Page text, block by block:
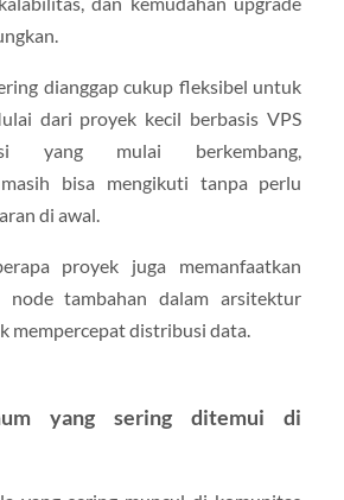
dianggap cukup fleksibel untuk
dari proyek kecil berbasis VPS
yang mulai berkembang,
bisa mengikuti tanpa perlu
di awal.
proyek juga memanfaatkan
node tambahan dalam arsitektur
mempercepat distribusi data.
yang sering ditemui di